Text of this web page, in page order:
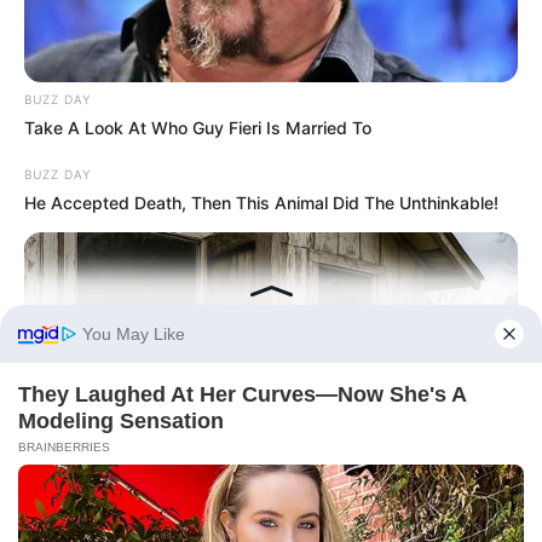
Természet
Történetek
Világ
Információ
Adatvédelmi irányelvek
Általános Szerződési Feltételek
Rólunk
Test Page
BUZZ DAY
Take A Look At Who Guy Fieri Is Married To
BUZZ DAY
He Accepted Death, Then This Animal Did The Unthinkable!
GOOD TO KNOW THIS